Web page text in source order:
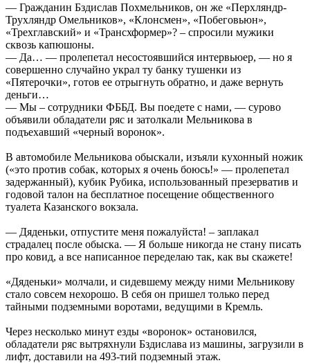
— Гражданин Бздислав Похмельников, он же «Перхляндр-
Трухляндр Омельников», «Клонсмен», «Побеговьюн»,
«Трехглавский» и «Трансхформер»? – спросили мужики
сквозь капюшоны.
— Да… — пролепетал несостоявшийся интервьюер, — но я
совершенно случайно украл ту банку тушенки из
«Пятерочки», готов ее отрыгнуть обратно, и даже вернуть
деньги…
— Мы – сотрудники ФББД. Вы поедете с нами, — сурово
объявили обладатели ряс и затолкали Мельникова в
подъехавший «черный воронок».
В автомобиле Мельникова обыскали, изъяли кухонный ножик
(«это против собак, которых я очень боюсь!» — пролепетал
задержанный), кубик Рубика, использованный презерватив и
годовой талон на бесплатное посещение общественного
туалета Казанского вокзала.
— Дяденьки, отпустите меня пожалуйста! – заплакал
страдалец после обыска. — Я больше никогда не стану писать
про ковид, а все написанное переделаю так, как вы скажете!
«Дяденьки» молчали, и сидевшему между ними Мельникову
стало совсем нехорошо. В себя он пришел только перед
тайными подземными воротами, ведущими в Кремль.
Через несколько минут езды «воронок» остановился,
обладатели ряс вытряхнули Бздислава из машины, загрузили в
лифт, доставили на 493-тий подземный этаж.